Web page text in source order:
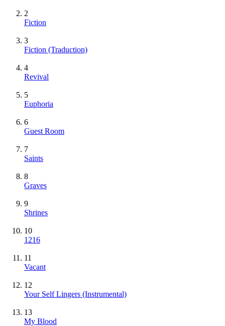
2
Fiction
3
Fiction (Traduction)
4
Revival
5
Euphoria
6
Guest Room
7
Saints
8
Graves
9
Shrines
10
1216
11
Vacant
12
Your Self Lingers (Instrumental)
13
My Blood